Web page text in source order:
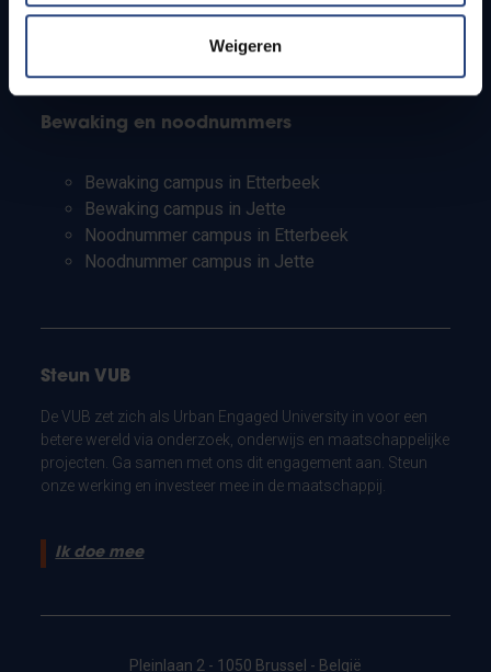
Weigeren
Leerkrachten en secundaire scholen
Bewaking en noodnummers
Bewaking campus in Etterbeek
Bewaking campus in Jette
Noodnummer campus in Etterbeek
Noodnummer campus in Jette
Steun VUB
De VUB zet zich als Urban Engaged University in voor een
betere wereld via onderzoek, onderwijs en maatschappelijke
projecten. Ga samen met ons dit engagement aan. Steun
onze werking en investeer mee in de maatschappij.
Ik doe mee
Pleinlaan 2 - 1050 Brussel - België